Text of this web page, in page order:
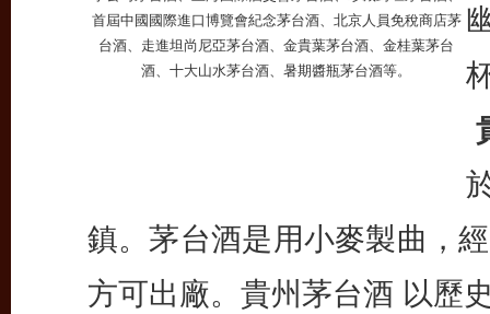
鎮。茅台酒是用小麥製曲，
方可出廠。貴州茅台酒 以歷